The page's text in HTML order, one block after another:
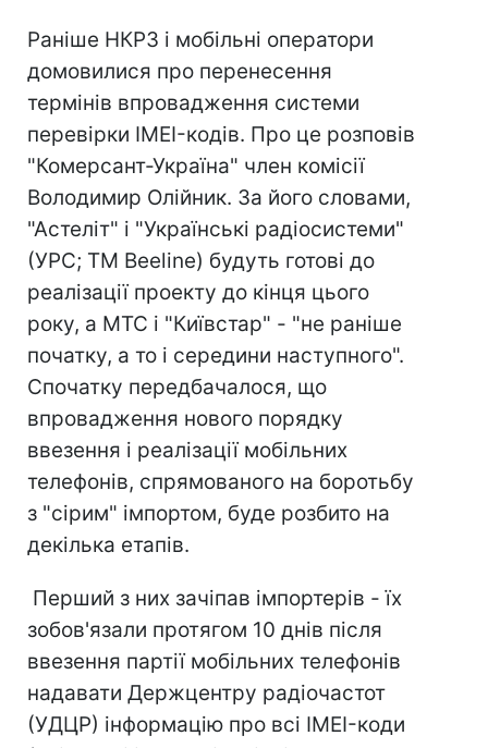
Раніше НКРЗ і мобільні оператори
домовилися про перенесення
термінів впровадження системи
перевірки IMEI-кодів. Про це розповів
"Комерсант-Україна" член комісії
Володимир Олійник. За його словами,
"Астеліт" і "Українські радіосистеми"
(УРС; ТМ Beeline) будуть готові до
реалізації проекту до кінця цього
року, а МТС і "Київстар" - "не раніше
початку, а то і середини наступного".
Спочатку передбачалося, що
впровадження нового порядку
ввезення і реалізації мобільних
телефонів, спрямованого на боротьбу
з "сірим" імпортом, буде розбито на
декілька етапів.
Перший з них зачіпав імпортерів - їх
зобов'язали протягом 10 днів після
ввезення партії мобільних телефонів
надавати Держцентру радіочастот
(УДЦР) інформацію про всі IMEI-коди